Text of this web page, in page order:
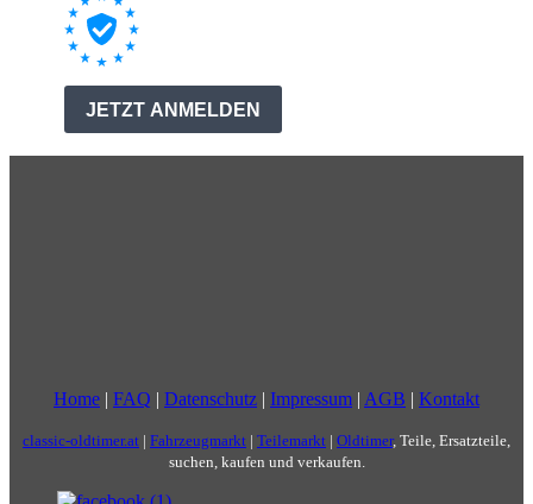
Home | FAQ | Datenschutz | Impressum | AGB | Kontakt
classic-oldtimer.at | Fahrzeugmarkt | Teilemarkt | Oldtimer, Teile, Ersatzteile,
suchen, kaufen und verkaufen.